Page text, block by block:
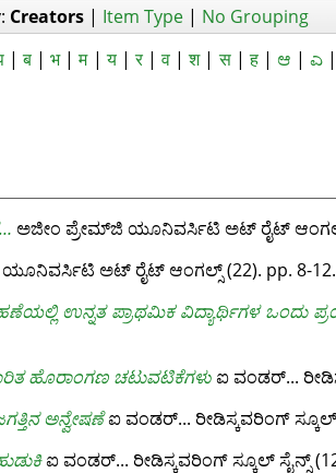
Creators| Item Type| No Grouping
|ब |भ|म|य|र|व |श|स|ह| ಆ |ಎ |
ಅಜೀಂ ಪ್ರೇಮ್‌ಜಿ ಯೂನಿವರ್ಸಿಟಿ ಅಟ್‌ ರೈಟ್‌
ಅಟ್‌ ರೈಟ್‌ ಆಂಗಲ್ಸ್‌ (22). pp. 8-12.
ಉನ್ನತ ಪ್ರಾಥಮಿಕ ವಿದ್ಯಾರ್ಥಿಗಳ ಒಂದು
ಹೊರಾಂಗಣ ಚಟುವಟಿಕೆಗಳುಐ ವಂಡರ್...‌
ಅನ್ವೇಷಣೆಐ ವಂಡರ್...‌ ರೀಡಿಸ್ಕವರಿಂಗ್‌ ಸ್ಕೂಲ್‌
ಐ ವಂಡರ್...‌ ರೀಡಿಸ್ಕವರಿಂಗ್‌ ಸ್ಕೂಲ್‌ ಸೈನ್ಸ್‌